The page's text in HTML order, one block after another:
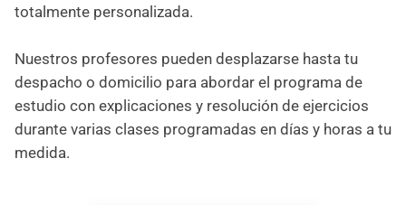
totalmente personalizada.
Nuestros profesores pueden desplazarse hasta tu
despacho o domicilio para abordar el programa de
estudio con explicaciones y resolución de ejercicios
durante varias clases programadas en días y horas a tu
medida.